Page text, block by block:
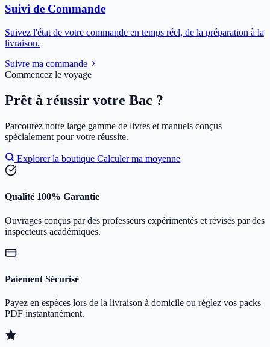
Suivi de Commande
Suivez l'état de votre commande en temps réel, de la préparation à la
livraison.
Suivre ma commande
Commencez le voyage
Prêt à réussir votre Bac ?
Parcourez notre large gamme de livres et manuels conçus
spécialement pour votre réussite.
Explorer la boutique Calculer ma moyenne
Qualité 100% Garantie
Ouvrages conçus par des professeurs expérimentés et révisés par des
inspecteurs académiques.
Paiement Sécurisé
Payez en espèces lors de la livraison à domicile ou réglez vos packs
PDF instantanément.